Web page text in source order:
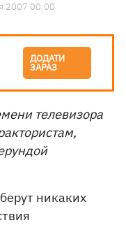
2007 00:00
ДОДАТИ
ЗАРАЗ
телевизора
никаких